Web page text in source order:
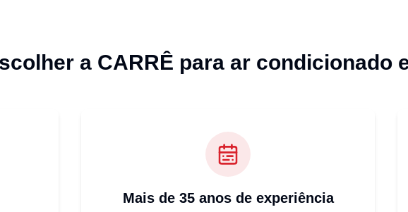
a CARRÊ para ar condicionado
Mais de 35 anos de experiência